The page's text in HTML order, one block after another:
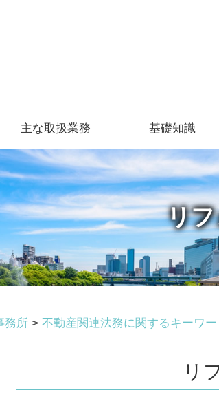
リ
主な取扱業務 基礎知識
務所 > 不動産関連法務に関するキーワー
リ